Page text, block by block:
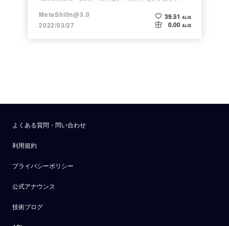
MetaShi0n@3.0
2022/03/27
39.51 ALIS
0.00 ALIS
よくある質問・問い合わせ
利用規約
プライバシーポリシー
公式アナウンス
技術ブログ